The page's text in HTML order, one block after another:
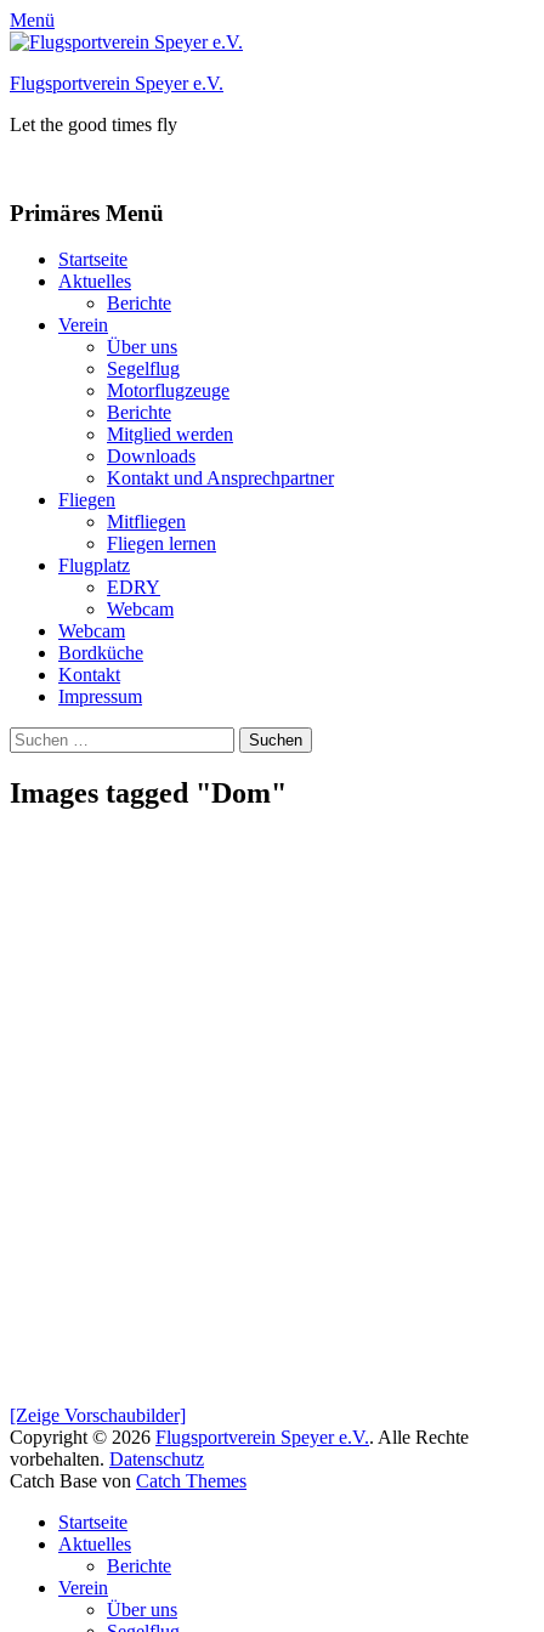
Menü
Flugsportverein Speyer e.V.
Let the good times fly
Primäres Menü
Zum
Inhalt
Startseite
Aktuelles
Berichte
Verein
Über uns
Segelflug
Motorflugzeuge
Berichte
Mitglied werden
Downloads
Kontakt und Ansprechpartner
Fliegen
Mitfliegen
Fliegen lernen
Flugplatz
EDRY
Webcam
Webcam
Bordküche
Kontakt
Impressum
Suchen
Suchen
nach:
Images tagged "Dom"
[Zeige Vorschaubilder]
Copyright © 2026 Flugsportverein Speyer e.V.. Alle Rechte
vorbehalten. Datenschutz
Catch Base von Catch Themes
oben
scrollen
Startseite
Aktuelles
Berichte
Verein
Über uns